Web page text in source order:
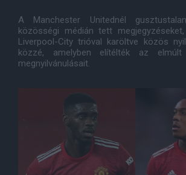
A Manchester Unitednél
közösségi médián tett
Liverpool-City trióval karöltve közös
közzé, amelyben elítélték az
megnyilvánulásait.